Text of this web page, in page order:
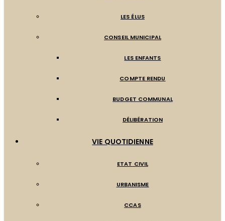
LES ÉLUS
CONSEIL MUNICIPAL
LES ENFANTS
COMPTE RENDU
BUDGET COMMUNAL
DÉLIBÉRATION
VIE QUOTIDIENNE
ETAT CIVIL
URBANISME
CCAS